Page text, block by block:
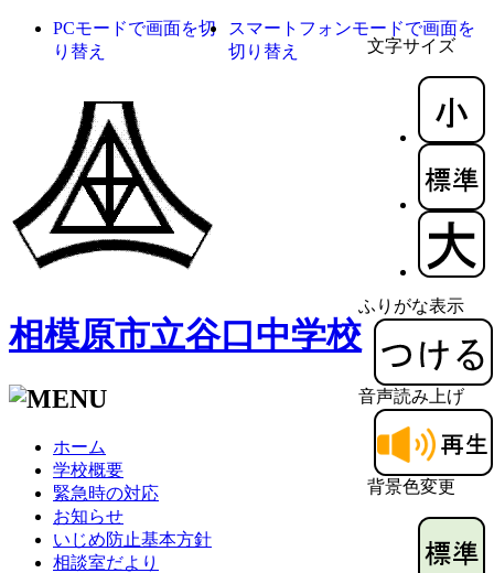
文字サイズ
ふりがな表示
音声読み上げ
背景色変更
PCモードで画面を切
り替え
スマートフォンモードで画面を
切り替え
相模原市立谷口中学校
ホーム
学校概要
緊急時の対応
お知らせ
いじめ防止基本方針
相談室だより